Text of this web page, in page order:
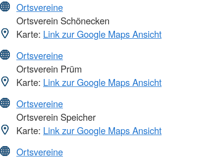
Ortsvereine
Ortsverein Schönecken
Karte: Link zur Google Maps Ansicht
Ortsvereine
Ortsverein Prüm
Karte: Link zur Google Maps Ansicht
Ortsvereine
Ortsverein Speicher
Karte: Link zur Google Maps Ansicht
Ortsvereine